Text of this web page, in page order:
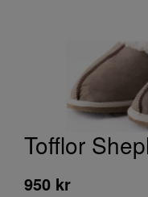
Tofflor
950 kr